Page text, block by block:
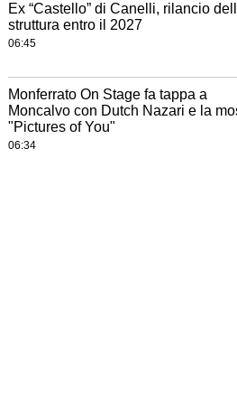
Ex “Castello” di Canelli, rilancio
struttura entro il 2027
06:45
Monferrato On Stage fa tappa a
Moncalvo con Dutch Nazari e la
"Pictures of You"
06:34